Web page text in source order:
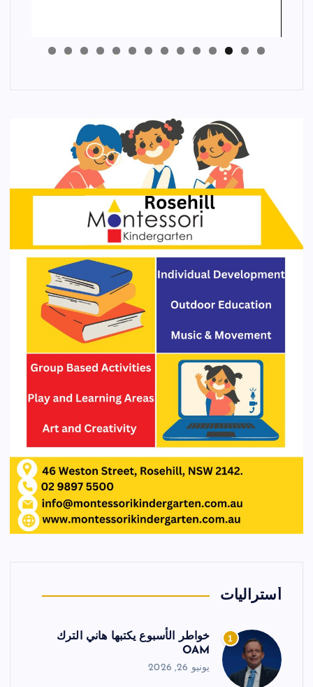
أستراليات
1
خواطر الأسبوع يكتبها هاني الترك
OAM
يونيو 26, 2026